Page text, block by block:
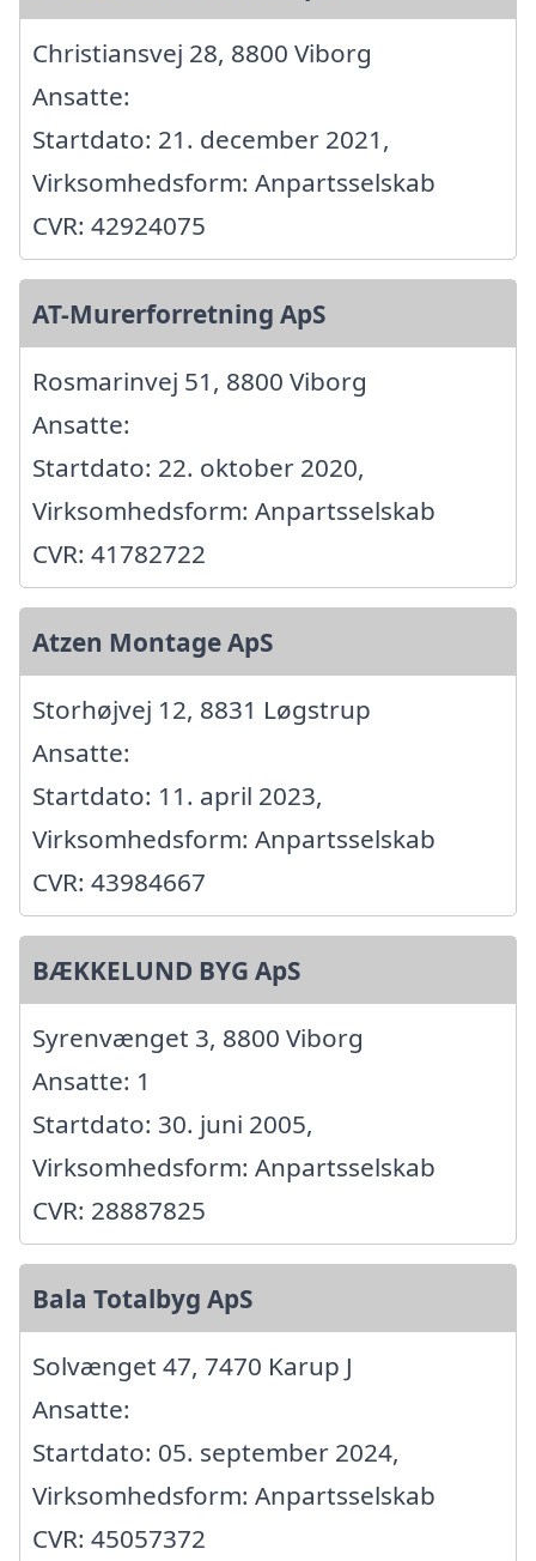
Christiansvej 28, 8800 Viborg
Ansatte:
Startdato: 21. december 2021,
Virksomhedsform: Anpartsselskab
CVR: 42924075
AT-Murerforretning ApS
Rosmarinvej 51, 8800 Viborg
Ansatte:
Startdato: 22. oktober 2020,
Virksomhedsform: Anpartsselskab
CVR: 41782722
Atzen Montage ApS
Storhøjvej 12, 8831 Løgstrup
Ansatte:
Startdato: 11. april 2023,
Virksomhedsform: Anpartsselskab
CVR: 43984667
BÆKKELUND BYG ApS
Syrenvænget 3, 8800 Viborg
Ansatte: 1
Startdato: 30. juni 2005,
Virksomhedsform: Anpartsselskab
CVR: 28887825
Bala Totalbyg ApS
Solvænget 47, 7470 Karup J
Ansatte:
Startdato: 05. september 2024,
Virksomhedsform: Anpartsselskab
CVR: 45057372